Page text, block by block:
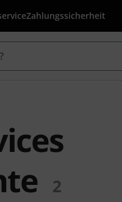
Zahlungssicherheit
2